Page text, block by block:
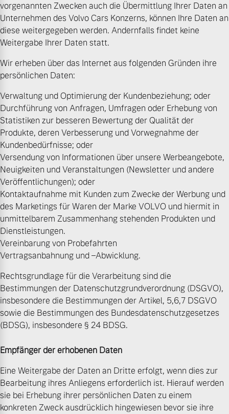
Mehr erfahren
Finanzierung & Leasing
Versicherung
vorgenannten Zwecken auch die Übermittlung Ihrer Daten an
Unternehmen des Volvo Cars Konzerns, können Ihre Daten an
diese weitergegeben werden. Andernfalls findet keine
Weitergabe Ihrer Daten statt.
Wir erheben über das Internet aus folgenden Gründen ihre
persönlichen Daten:
Verwaltung und Optimierung der Kundenbeziehung; oder
Durchführung von Anfragen, Umfragen oder Erhebung von
Statistiken zur besseren Bewertung der Qualität der
Produkte, deren Verbesserung und Vorwegnahme der
Kundenbedürfnisse; oder
Versendung von Informationen über unsere Werbeangebote,
Neuigkeiten und Veranstaltungen (Newsletter und andere
Veröffentlichungen); oder
Kontaktaufnahme mit Kunden zum Zwecke der Werbung und
des Marketings für Waren der Marke VOLVO und hiermit in
unmittelbarem Zusammenhang stehenden Produkten und
Dienstleistungen.
Vereinbarung von Probefahrten
Vertragsanbahnung und –Abwicklung.
Rechtsgrundlage für die Verarbeitung sind die
Bestimmungen der Datenschutzgrundverordnung (DSGVO),
insbesondere die Bestimmungen der Artikel, 5,6,7 DSGVO
sowie die Bestimmungen des Bundesdatenschutzgesetzes
(BDSG), insbesondere § 24 BDSG.
Empfänger der erhobenen Daten
Eine Weitergabe der Daten an Dritte erfolgt, wenn dies zur
Bearbeitung ihres Anliegens erforderlich ist. Hierauf werden
sie bei Erhebung ihrer persönlichen Daten zu einem
konkreten Zweck ausdrücklich hingewiesen bevor sie ihre